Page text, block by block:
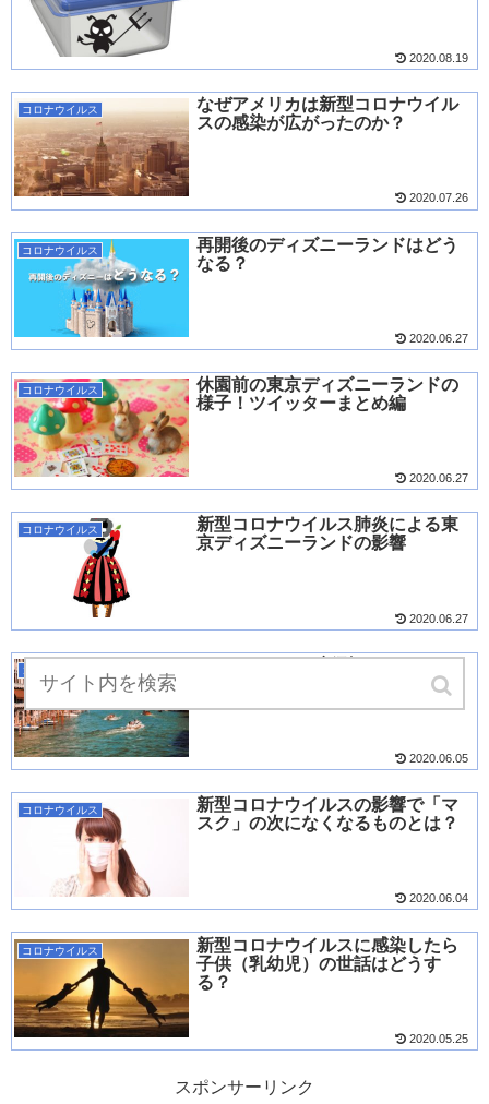
2020.08.19
コロナウイルス
なぜアメリカは新型コロナウイル
スの感染が広がったのか？
2020.07.26
コロナウイルス
再開後のディズニーランドはどう
なる？
2020.06.27
コロナウイルス
休園前の東京ディズニーランドの
様子！ツイッターまとめ編
2020.06.27
コロナウイルス
新型コロナウイルス肺炎による東
京ディズニーランドの影響
2020.06.27
コロナウイルス
なぜイタリアは新型コロナウイル
2020.06.05
コロナウイルス
新型コロナウイルスの影響で「マ
スク」の次になくなるものとは？
2020.06.04
コロナウイルス
新型コロナウイルスに感染したら
子供（乳幼児）の世話はどうす
る？
2020.05.25
スポンサーリンク